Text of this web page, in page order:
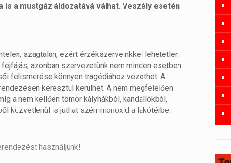
a mustgáz áldozatává válhat. Veszély esetén
szagtalan, ezért érzékszerveinkkel lehetetlen
azonban szervezetünk nem minden esetben
felismerése könnyen tragédiához vezethet. A
keresztül kerülhet. A nem megfelelően
a nem kellően tömör kályhákból, kandallókból,
közvetlenül is juthat szén-monoxid a lakótérbe.
használjunk!